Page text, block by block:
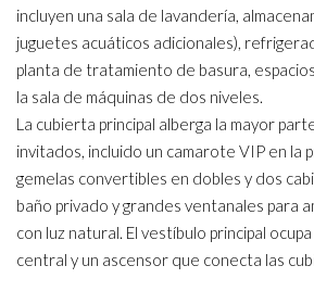
incluyen una sala de lavandería,
juguetes acuáticos adicionales),
planta de tratamiento de basura,
la sala de máquinas de dos niveles.
La cubierta principal alberga la mayor
invitados, incluido un camarote VIP en la
gemelas convertibles en dobles y dos
baño privado y grandes ventanales para
con luz natural. El vestíbulo principal
central y un ascensor que conecta las